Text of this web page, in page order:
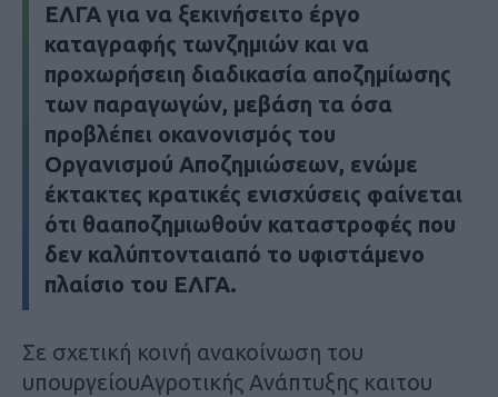
ΕΛΓΑ για να ξεκινήσειτο έργο
καταγραφής τωνζημιών και να
προχωρήσειη διαδικασία αποζημίωσης
των παραγωγών, μεβάση τα όσα
προβλέπει οκανονισμός του
Οργανισμού Αποζημιώσεων, ενώμε
έκτακτες κρατικές ενισχύσεις φαίνεται
ότι θααποζημιωθούν καταστροφές που
δεν καλύπτονταιαπό το υφιστάμενο
πλαίσιο του ΕΛΓΑ.
Σε σχετική κοινή ανακοίνωση του
υπουργείουΑγροτικής Ανάπτυξης καιτου